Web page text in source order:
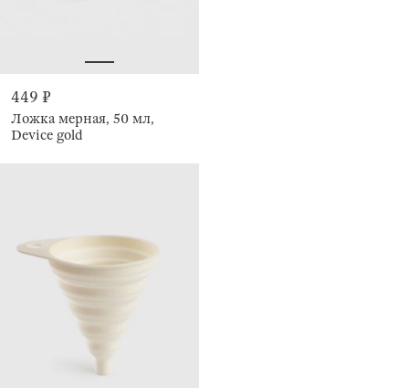
449 ₽
Ложка мерная, 50 мл,
Device gold